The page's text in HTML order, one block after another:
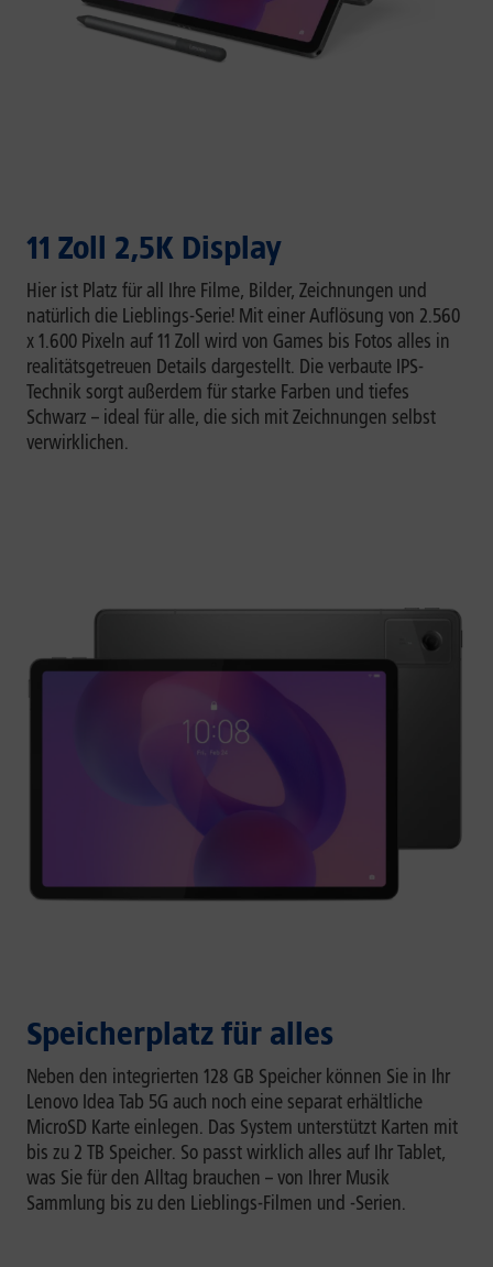
11 Zoll 2,5K Display
Hier ist Platz für all Ihre Filme, Bilder, Zeichnungen und
natürlich die Lieblings-Serie! Mit einer Auflösung von 2.560
x 1.600 Pixeln auf 11 Zoll wird von Games bis Fotos alles in
realitätsgetreuen Details dargestellt. Die verbaute IPS-
Technik sorgt außerdem für starke Farben und tiefes
Schwarz – ideal für alle, die sich mit Zeichnungen selbst
verwirklichen.
Speicherplatz für alles
Neben den integrierten 128 GB Speicher können Sie in Ihr
Lenovo Idea Tab 5G auch noch eine separat erhältliche
MicroSD Karte einlegen. Das System unterstützt Karten mit
bis zu 2 TB Speicher. So passt wirklich alles auf Ihr Tablet,
was Sie für den Alltag brauchen – von Ihrer Musik
Sammlung bis zu den Lieblings-Filmen und -Serien.